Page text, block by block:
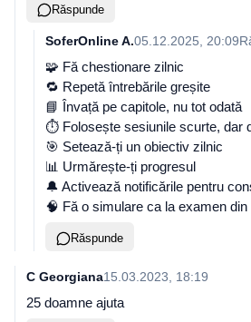
Răspunde
SoferOnline A.05.12.2025, 20:09
🧩 Fă chestionare zilnic
🔁 Repetă întrebările greșite
📘 Învață pe capitole, nu tot odată
⏱️ Folosește sesiunile scurte, dar
🎯 Setează-ți un obiectiv zilnic
📊 Urmărește-ți progresul
🔔 Activează notificările pentru
🧠 Fă o simulare ca la examen
Răspunde
C Georgiana15.03.2023, 18:19
25 doamne ajuta